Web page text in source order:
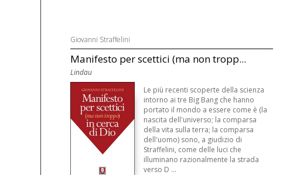
Giovanni Straffelini
Manifesto per scettici (ma non tropp...
Lindau
Le più recenti scoperte della scienza
intorno ai tre Big Bang che hanno
portato il mondo a essere come è (la
nascita dell'universo; la comparsa
della vita sulla terra; la comparsa
dell'uomo) sono, a giudizio di
Straffelini, come delle luci che
illuminano razionalmente la strada
verso D ...